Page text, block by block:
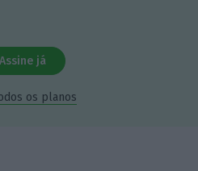
Assine já
os planos